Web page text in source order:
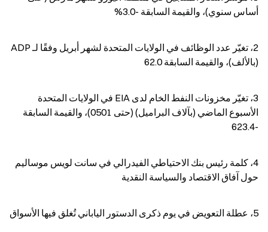
أساس سنوي)، والقيمة السابقة -3.0%
(بالألف)، والقيمة السابقة 62.0
-623.4
حول آفاق الاقتصاد والسياسة النقدية
5، عطلة التعويض في يوم ذكرى الدستور الياباني تُغلق فيها الأسواق